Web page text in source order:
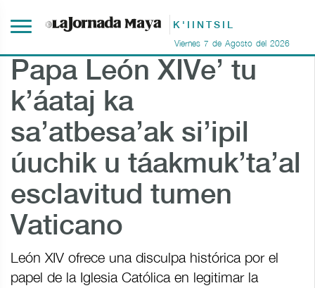
K'IINTSIL
Viernes 7 de Agosto del 2026
Papa León XIVe’ tu
k’áataj ka
sa’atbesa’ak si’ipil
úuchik u táakmuk’ta’al
esclavitud tumen
Vaticano
León XIV ofrece una disculpa histórica por el
papel de la Iglesia Católica en legitimar la